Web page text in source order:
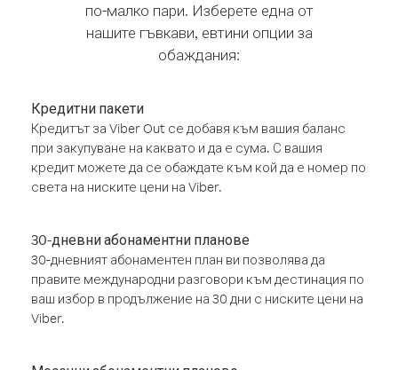
по-малко пари. Изберете една от
нашите гъвкави, евтини опции за
обаждания:
Кредитни пакети
Кредитът за Viber Out се добавя към вашия баланс
при закупуване на каквато и да е сума. С вашия
кредит можете да се обаждате към кой да е номер по
света на ниските цени на Viber.
30-дневни абонаментни планове
30-дневният абонаментен план ви позволява да
правите международни разговори към дестинация по
ваш избор в продължение на 30 дни с ниските цени на
Viber.